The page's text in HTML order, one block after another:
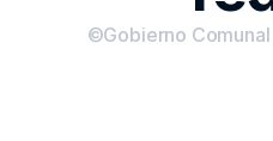
©Gobierno